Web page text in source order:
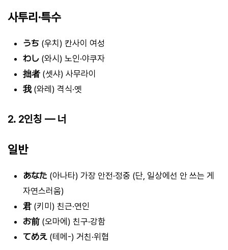
사투리·특수
うち (우치) 칸사이 여성
わし (와시) 노인·야쿠자
拙者 (셋샤) 사무라이
我 (와레) 격식·옛
2. 2인칭 — 너
일반
あなた (아나타) 가장 안전·정중 (단, 일상에선 안 쓰는 게
자연스러움)
君 (키미) 친근·연인
お前 (오마에) 친구·강함
てめえ (테메-) 거친·위협